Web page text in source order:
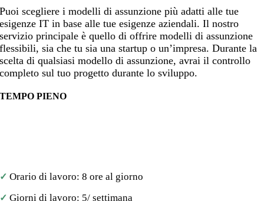
Puoi scegliere i modelli di assunzione più adatti alle tue
esigenze IT in base alle tue esigenze aziendali. Il nostro
servizio principale è quello di offrire modelli di assunzione
flessibili, sia che tu sia una startup o un’impresa. Durante la
scelta di qualsiasi modello di assunzione, avrai il controllo
completo sul tuo progetto durante lo sviluppo.
TEMPO PIENO
✓ Orario di lavoro: 8 ore al giorno
✓ Giorni di lavoro: 5/ settimana